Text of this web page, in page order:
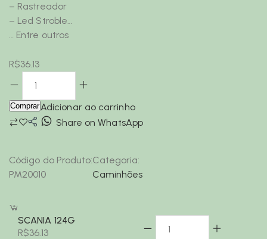
– Rastreador
– Led Stroble…
… Entre outros
R$36.13
Adicionar ao carrinho
Comprar
Share on WhatsApp
Código do Produto:
PM20010
Categoria:
Caminhões
SCANIA 124G
R$36.13